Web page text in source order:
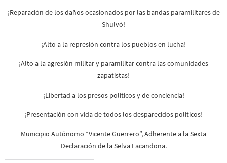
¡Reparación de los daños ocasionados por las bandas paramilitares de
Shulvó!
¡Alto a la represión contra los pueblos en lucha!
¡Alto a la agresión militar y paramilitar contra las comunidades
zapatistas!
¡Libertad a los presos políticos y de conciencia!
¡Presentación con vida de todos los desparecidos políticos!
Municipio Autónomo “Vicente Guerrero”, Adherente a la Sexta
Declaración de la Selva Lacandona.